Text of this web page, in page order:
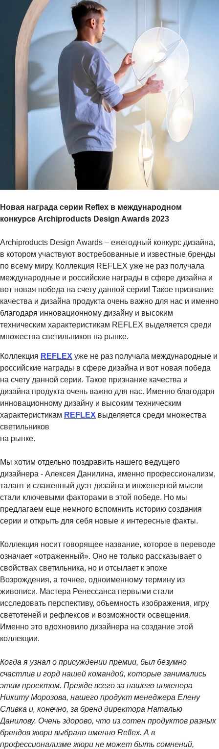
Новая награда серии Reflex в международном
конкурсе Archiproducts Design Awards 2023
Archiproducts Design Awards – ежегодный конкурс дизайна,
в котором участвуют востребованные и известные бренды
по всему миру. Коллекция REFLEX уже не раз получала
международные и российские награды в сфере дизайна и
вот новая победа на счету данной серии! Такое признание
качества и дизайна продукта очень важно для нас и именно
благодаря инновационному дизайну и высоким
техническим характеристикам REFLEX выделяется среди
множества светильников на рынке.
Коллекция REFLEX уже не раз получала международные и
российские награды в сфере дизайна и вот новая победа
на счету данной серии. Такое признание качества и
дизайна продукта очень важно для нас. Именно благодаря
инновационному дизайну и высоким техническим
характеристикам REFLEX выделяется среди множества
светильников
на рынке.
Мы хотим отдельно поздравить нашего ведущего
дизайнера - Алексея Данилина, именно профессионализм,
талант и слаженный дуэт дизайна и инженерной мысли
стали ключевыми факторами в этой победе. Но мы
предлагаем еще немного вспомнить историю создания
серии и открыть для себя новые и интересные факты.
Коллекция носит говорящее название, которое в переводе
означает «отраженный». Оно не только рассказывает о
свойствах светильника, но и отсылает к эпохе
Возрождения, а точнее, одноименному термину из
живописи. Мастера Ренессанса первыми стали
исследовать перспективу, объемность изображения, игру
светотеней и рефлексов и возможности освещения.
Именно это вдохновило дизайнера на создание этой
коллекции.
Когда я узнал о присуждении премии, был безумно
счастлив и горд нашей командой, которые занимались
этим проектом. Прежде всего за нашего инженера
Никиту Морозова, нашего продукт менеджера Елену
Сливка и, конечно, за бренд директора Наталью
Данилову. Очень здорово, что из сотен продуктов разных
брендов жюри выбрало именно Reflex. А в
профессионализме жюри не может быть сомнений,